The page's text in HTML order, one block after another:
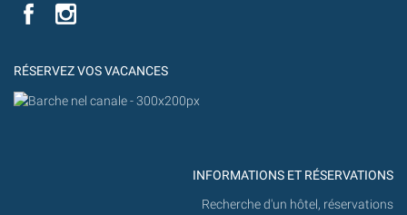
Flick
VISIT
MILANO
YouTube
RÉSERVEZ VOS VACANCES
INFORMATIONS ET RÉSERVATIONS
Recherche d'un hôtel, réservations